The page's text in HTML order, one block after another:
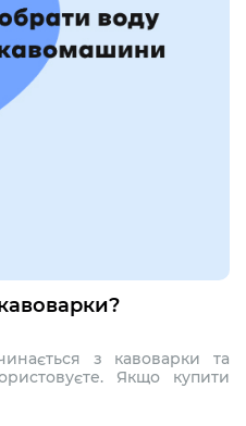
з кавоварки та
Якщо купити